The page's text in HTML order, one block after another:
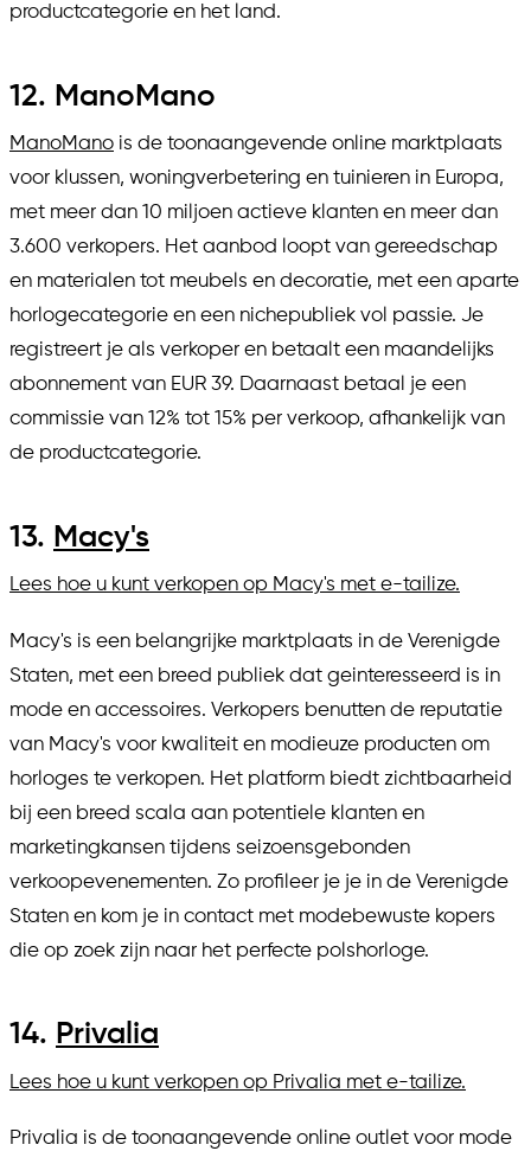
productcategorie en het land.
12. ManoMano
ManoMano is de toonaangevende online marktplaats
voor klussen, woningverbetering en tuinieren in Europa,
met meer dan 10 miljoen actieve klanten en meer dan
3.600 verkopers. Het aanbod loopt van gereedschap
en materialen tot meubels en decoratie, met een aparte
horlogecategorie en een nichepubliek vol passie. Je
registreert je als verkoper en betaalt een maandelijks
abonnement van EUR 39. Daarnaast betaal je een
commissie van 12% tot 15% per verkoop, afhankelijk van
de productcategorie.
13. Macy's
Lees hoe u kunt verkopen op Macy's met e-tailize.
Macy's is een belangrijke marktplaats in de Verenigde
Staten, met een breed publiek dat geinteresseerd is in
mode en accessoires. Verkopers benutten de reputatie
van Macy's voor kwaliteit en modieuze producten om
horloges te verkopen. Het platform biedt zichtbaarheid
bij een breed scala aan potentiele klanten en
marketingkansen tijdens seizoensgebonden
verkoopevenementen. Zo profileer je je in de Verenigde
Staten en kom je in contact met modebewuste kopers
die op zoek zijn naar het perfecte polshorloge.
14. Privalia
Lees hoe u kunt verkopen op Privalia met e-tailize.
Privalia is de toonaangevende online outlet voor mode